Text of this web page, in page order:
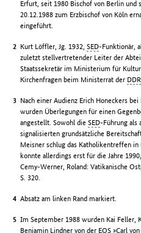
Erfurt, seit 1980 Bischof von Berlin und
20.12.1988 zum Erzbischof von Köln
eingeführt.
Kurt Löffler, Jg. 1932,SED-Funktionär,
zuletzt stellvertretender Leiter der
Staatssekretär im Ministerium für
Kirchenfragen beim Ministerrat der DDR
Nach einer Audienz Erich Honeckers
wurden Überlegungen für einen
angestellt. Sowohl dieSED-Führung als
signalisierten grundsätzliche
Meisner schlug das Katholikentreffen
konnte allerdings erst für die Jahre
Cemy-Werner, Roland: Vatikanische
S. 320.
Absatz am linken Rand markiert.
Im September 1988 wurden Kai Feller,
Benjamin Lindner von der EOS »Carl